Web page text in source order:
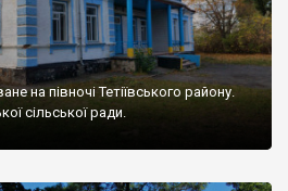
на півночі Тетіївського району.
сільської ради.